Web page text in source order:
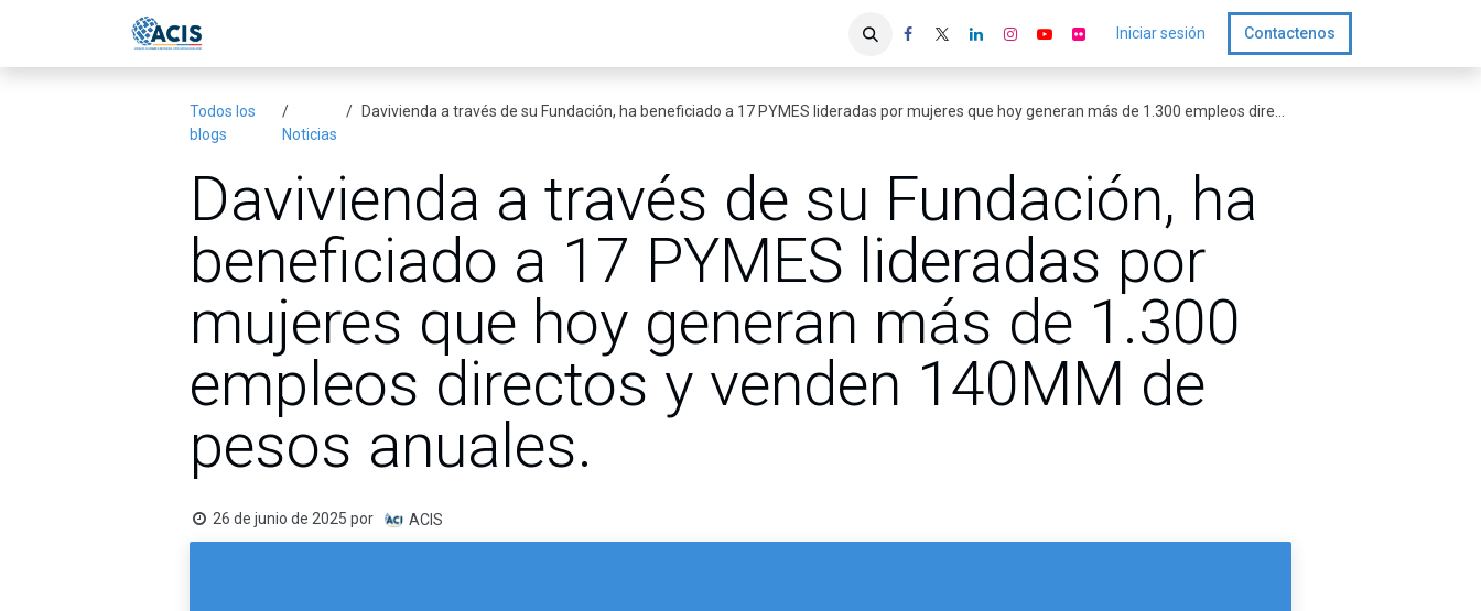
Iniciar sesión Contactenos
Todos los
blogs
Noticias
Davivienda a través de su Fundación, ha beneficiado a 17 PYMES lideradas por mujeres que hoy generan más de 1.300 empleos directos y venden 140MM de pesos anuales.
Davivienda a través de su Fundación, ha
beneficiado a 17 PYMES lideradas por
mujeres que hoy generan más de 1.300
empleos directos y venden 140MM de
pesos anuales.
26 de junio de 2025 por ACIS